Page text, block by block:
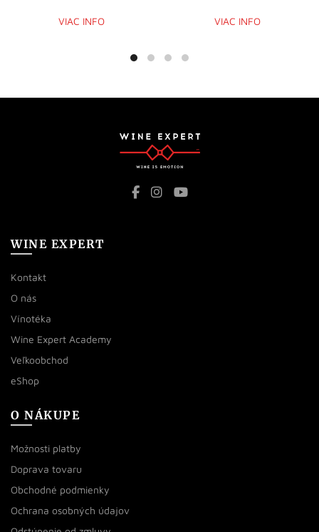
VIAC INFO VIAC INFO
WINE EXPERT
Kontakt
O nás
Vínotéka
Wine Expert Academy
Veľkoobchod
eShop
O NÁKUPE
Možnosti platby
Doprava tovaru
Obchodné podmienky
Ochrana osobných údajov